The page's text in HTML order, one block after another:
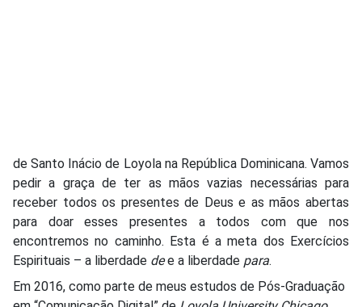
de Santo Inácio de Loyola na República Dominicana. Vamos
pedir a graça de ter as mãos vazias necessárias para
receber todos os presentes de Deus e as mãos abertas
para doar esses presentes a todos com que nos
encontremos no caminho. Esta é a meta dos Exercícios
Espirituais – a liberdade dee a liberdade para.
Em 2016, como parte de meus estudos de Pós-Graduação